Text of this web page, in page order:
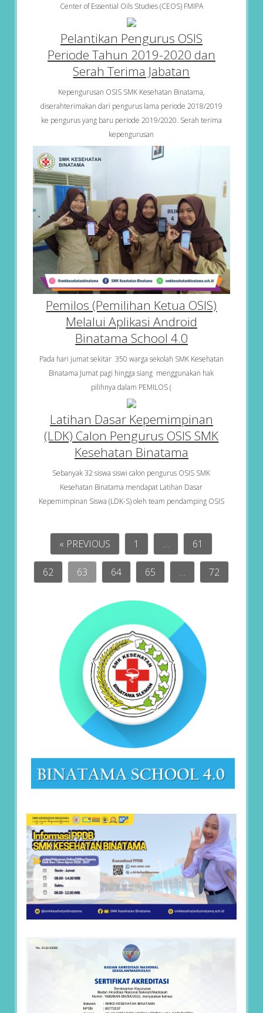
Center of Essential Oils Studies (CEOS) FMIPA
Pelantikan Pengurus OSIS
Periode Tahun 2019-2020 dan
Serah Terima Jabatan
Kepengurusan OSIS SMK Kesehatan Binatama,
diserahterimakan dari pengurus lama periode 2018/2019
ke pengurus yang baru periode 2019/2020. Serah terima
kepengurusan
Pemilos (Pemilihan Ketua OSIS)
Melalui Aplikasi Android
Binatama School 4.0
Pada hari jumat sekitar 350 warga sekolah SMK Kesehatan
Binatama Jumat pagi hingga siang menggunakan hak
pilihnya dalam PEMILOS (
Latihan Dasar Kepemimpinan
(LDK) Calon Pengurus OSIS SMK
Kesehatan Binatama
Sebanyak 32 siswa siswi calon pengurus OSIS SMK
Kesehatan Binatama mendapat Latihan Dasar
Kepemimpinan Siswa (LDK-S) oleh team pendamping OSIS
« PREVIOUS 1 … 61
62 63 64 65 … 72
NEXT »